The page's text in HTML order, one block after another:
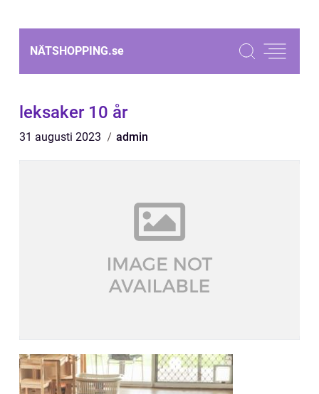
NÄTSHOPPING.se
leksaker 10 år
31 augusti 2023 admin